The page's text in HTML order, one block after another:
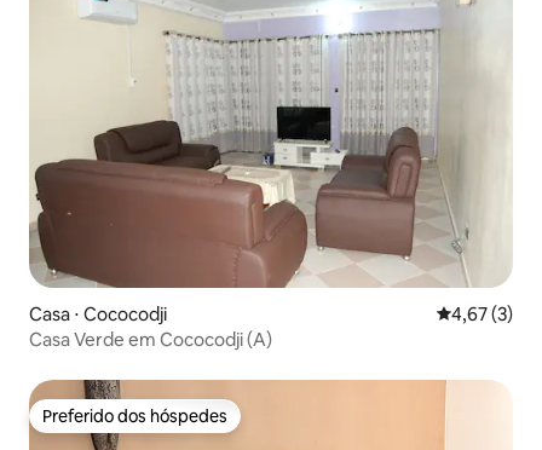
Casa ⋅ Cococodji 4,67 de
4,67 (3)
Casa Verde em Cococodji (A)
Preferido dos hóspedes
Preferido dos hóspedes